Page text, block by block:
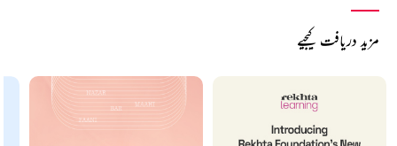
مزید دریافت کیجیے